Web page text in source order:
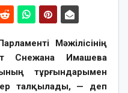
Мәжілісінің
Снежана Имашева
тұрғындарымен
талқылады, — деп